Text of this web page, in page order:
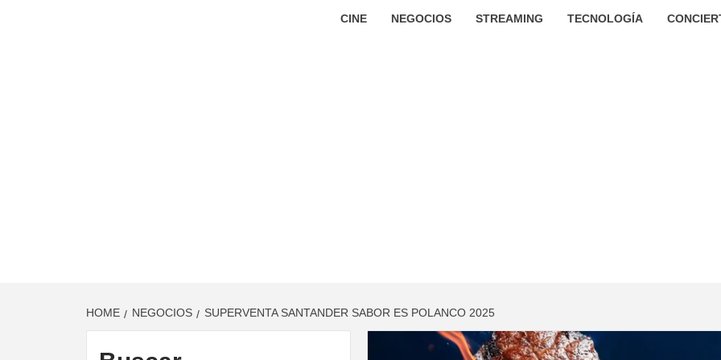
CINE NEGOCIOS STREAMING TECNOLOGÍA
HOME NEGOCIOS SUPERVENTA SANTANDER SABOR ES POLANCO 2025